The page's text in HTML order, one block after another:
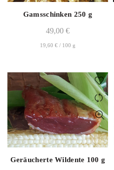
Gamsschinken 250 g
49,00 €
19,60 € / 100 g
Geräucherte Wildente 100 g